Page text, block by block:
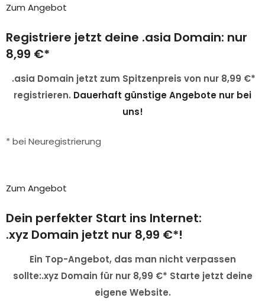
Zum Angebot
Registriere jetzt deine .asia Domain: nur
8,99 €*
.asia Domain jetzt zum Spitzenpreis von nur 8,99 €*
registrieren. Dauerhaft günstige Angebote nur bei
uns!
* bei Neuregistrierung
Zum Angebot
Dein perfekter Start ins Internet:
.xyz Domain jetzt nur 8,99 €*!
Ein Top-Angebot, das man nicht verpassen
sollte:.xyz Domain für nur 8,99 €* Starte jetzt deine
eigene Website.